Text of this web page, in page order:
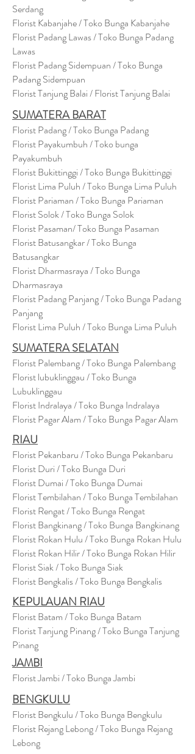
Serdang
Florist Kabanjahe / Toko Bunga Kabanjahe
Florist Padang Lawas / Toko Bunga Padang
Lawas
Florist Padang Sidempuan / Toko Bunga
Padang Sidempuan
Florist Tanjung Balai / Florist Tanjung Balai
SUMATERA BARAT
Florist Padang / Toko Bunga Padang
Florist Payakumbuh / Toko bunga
Payakumbuh
Florist Bukittinggi / Toko Bunga Bukittinggi
Florist Lima Puluh / Toko Bunga Lima Puluh
Florist Pariaman / Toko Bunga Pariaman
Florist Solok / Toko Bunga Solok
Florist Pasaman/ Toko Bunga Pasaman
Florist Batusangkar / Toko Bunga
Batusangkar
Florist Dharmasraya / Toko Bunga
Dharmasraya
Florist Padang Panjang / Toko Bunga Padang
Panjang
Florist Lima Puluh / Toko Bunga Lima Puluh
SUMATERA SELATAN
Florist Palembang / Toko Bunga Palembang
Florist lubuklinggau / Toko Bunga
Lubuklinggau
Florist Indralaya / Toko Bunga Indralaya
Florist Pagar Alam / Toko Bunga Pagar Alam
RIAU
Florist Pekanbaru / Toko Bunga Pekanbaru
Florist Duri / Toko Bunga Duri
Florist Dumai / Toko Bunga Dumai
Florist Tembilahan / Toko Bunga Tembilahan
Florist Rengat / Toko Bunga Rengat
Florist Bangkinang / Toko Bunga Bangkinang
Florist Rokan Hulu / Toko Bunga Rokan Hulu
Florist Rokan Hilir / Toko Bunga Rokan Hilir
Florist Siak / Toko Bunga Siak
Florist Bengkalis / Toko Bunga Bengkalis
KEPULAUAN RIAU
Florist Batam / Toko Bunga Batam
Florist Tanjung Pinang / Toko Bunga Tanjung
Pinang
JAMBI
Florist Jambi / Toko Bunga Jambi
BENGKULU
Florist Bengkulu / Toko Bunga Bengkulu
Florist Rejang Lebong / Toko Bunga Rejang
Lebong